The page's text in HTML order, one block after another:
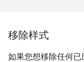
移除样式
如果您想移除任何